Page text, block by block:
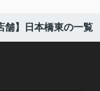
舗】日本橋東の一覧